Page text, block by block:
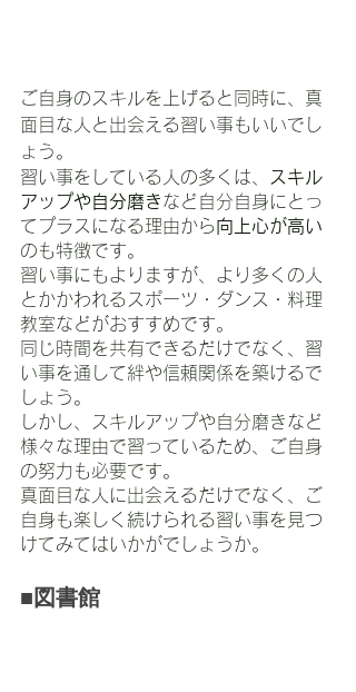
ご自身のスキルを上げると同時に、真
面目な人と出会える習い事もいいでし
ょう。
習い事をしている人の多くは、
スキル
アップや自分磨きなど自分自身にとっ
てプラスになる理由から向上心が高い
のも特徴です。
習い事にもよりますが、より多くの人
とかかわれるスポーツ・ダンス・料理
教室などがおすすめです。
同じ時間を共有できるだけでなく、習
い事を通して絆や信頼関係を築けるで
しょう。
しかし、スキルアップや自分磨きなど
様々な理由で習っているため、ご自身
の努力も必要です。
真面目な人に出会えるだけでなく、ご
自身も楽しく続けられる習い事を見つ
けてみてはいかがでしょうか。
■図書館